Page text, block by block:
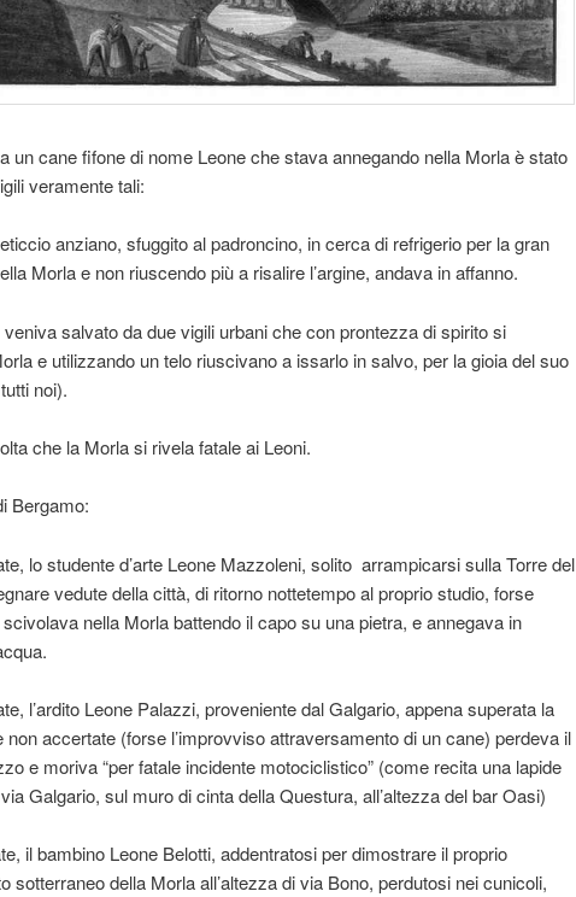
un cane fifone di nome Leone che stava annegando nella Morla è stato
veramente tali:
anziano, sfuggito al padroncino, in cerca di refrigerio per la gran
Morla e non riuscendo più a risalire l’argine, andava in affanno.
salvato da due vigili urbani che con prontezza di spirito si
e utilizzando un telo riuscivano a issarlo in salvo, per la gioia del suo
noi).
che la Morla si rivela fatale ai Leoni.
Bergamo:
lo studente d’arte Leone Mazzoleni, solito arrampicarsi sulla Torre del
vedute della città, di ritorno nottetempo al proprio studio, forse
nella Morla battendo il capo su una pietra, e annegava in
l’ardito Leone Palazzi, proveniente dal Galgario, appena superata la
non accertate (forse l’improvviso attraversamento di un cane) perdeva il
e moriva “per fatale incidente motociclistico” (come recita una lapide
Galgario, sul muro di cinta della Questura, all’altezza del bar Oasi)
il bambino Leone Belotti, addentratosi per dimostrare il proprio
sotterraneo della Morla all’altezza di via Bono, perdutosi nei cunicoli,